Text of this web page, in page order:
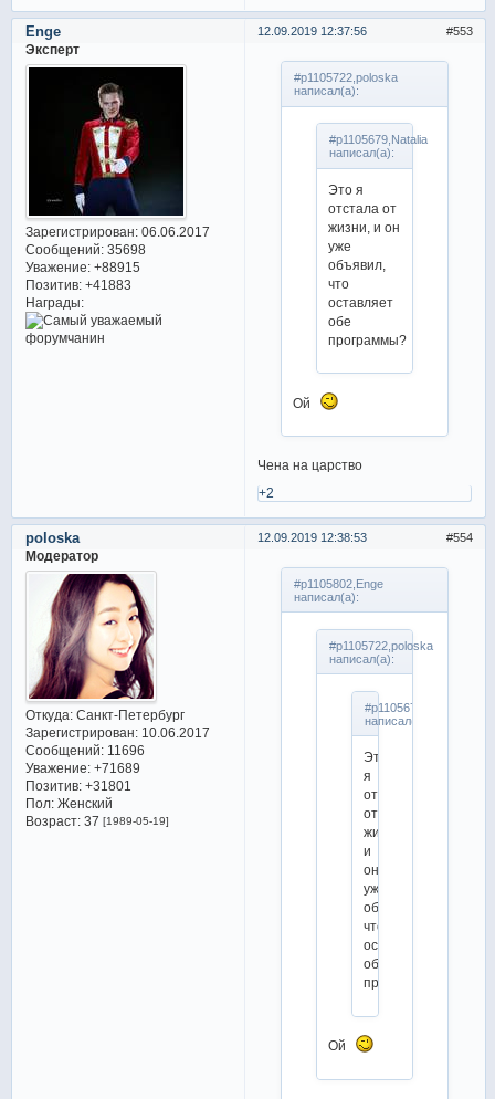
553
12.09.2019 12:37:56
Enge
Эксперт
Зарегистрирован: 06.06.2017
Сообщений:35698
Уважение: +88915
Позитив: +41883
Награды:
#p1105722,poloska
написал(а):
#p1105679,Natalia
написал(а):
Это я
отстала от
жизни, и он
уже
объявил,
что
оставляет
обе
программы?
Ой
Чена на царство
+2
554
12.09.2019 12:38:53
poloska
Модератор
Откуда:Санкт-Петербург
Зарегистрирован: 10.06.2017
Сообщений:11696
Уважение: +71689
Позитив: +31801
Пол:Женский
Возраст:37 [1989-05-19]
#p1105802,Enge
написал(а):
#p1105722,poloska
написал(а):
#p1105679,Natalia
написал(а):
Это
я
отстала
от
жизни,
и
он
уже
объявил,
что
оставляет
обе
программы?
Ой